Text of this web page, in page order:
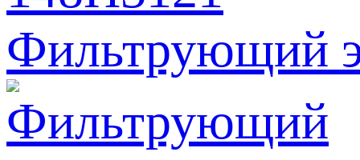
Фильтрующий